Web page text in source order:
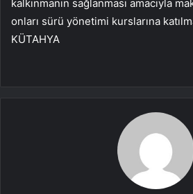
kalkınmanın sağlanması amacıyla
onları sürü yönetimi kurslarına
KÜTAHYA